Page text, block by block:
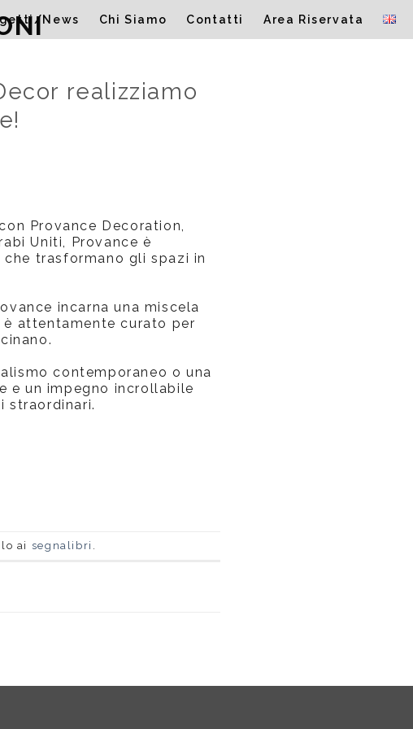
News Chi Siamo Contatti Area Riservata
realizziamo
Provance Decoration,
Uniti, Provance è
trasformano gli spazi in
incarna una miscela
attentamente curato per
contemporaneo o una
e un impegno incrollabile
straordinari.
ai segnalibri